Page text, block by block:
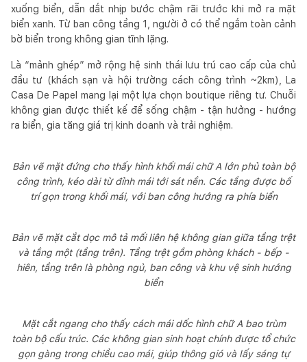
xuống biển, dẫn dắt nhịp bước chậm rãi trước khi mở ra mặt
biển xanh. Từ ban công tầng 1, người ở có thể ngắm toàn cảnh
bờ biển trong không gian tĩnh lặng.
Là “mảnh ghép” mở rộng hệ sinh thái lưu trú cao cấp của chủ
đầu tư (khách sạn và hội trường cách công trình ~2km), La
Casa De Papel mang lại một lựa chọn boutique riêng tư. Chuỗi
không gian được thiết kế để sống chậm - tận hưởng - hướng
ra biển, gia tăng giá trị kinh doanh và trải nghiệm.
Bản vẽ mặt đứng cho thấy hình khối mái chữ A lớn phủ toàn bộ
công trình, kéo dài từ đỉnh mái tới sát nền. Các tầng được bố
trí gọn trong khối mái, với ban công hướng ra phía biển
Bản vẽ mặt cắt dọc mô tả mối liên hệ không gian giữa tầng trệt
và tầng một (tầng trên). Tầng trệt gồm phòng khách - bếp -
hiên, tầng trên là phòng ngủ, ban công và khu vệ sinh hướng
biển
Mặt cắt ngang cho thấy cách mái dốc hình chữ A bao trùm
toàn bộ cấu trúc. Các không gian sinh hoạt chính được tổ chức
gọn gàng trong chiều cao mái, giúp thông gió và lấy sáng tự